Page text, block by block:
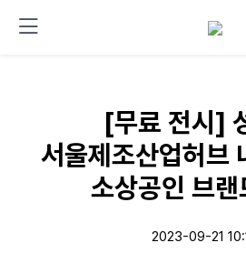
[무료 전시]
서울제조산업허브
소상공인 브랜
2023-09-21